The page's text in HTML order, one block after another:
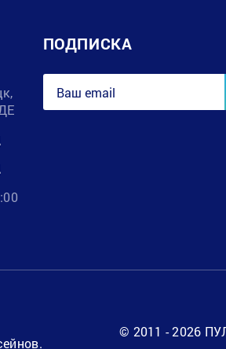
ПОДПИСКА
© 2011 - 2026